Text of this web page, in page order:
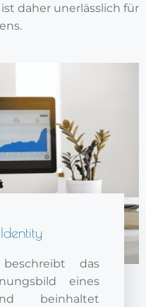
daher unerlässlich für
das
eines
beinhaltet